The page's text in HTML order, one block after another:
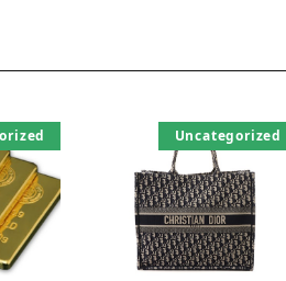
Uncategorized